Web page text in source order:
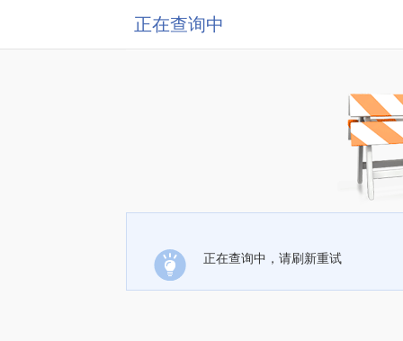
正在查询中
正在查询中，请刷新重试